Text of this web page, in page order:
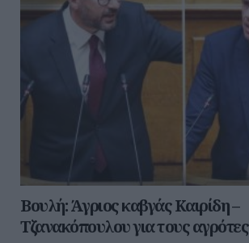
Βουλή: Άγριος καβγάς Καιρίδη –
Τζανακόπουλου για τους αγρότες